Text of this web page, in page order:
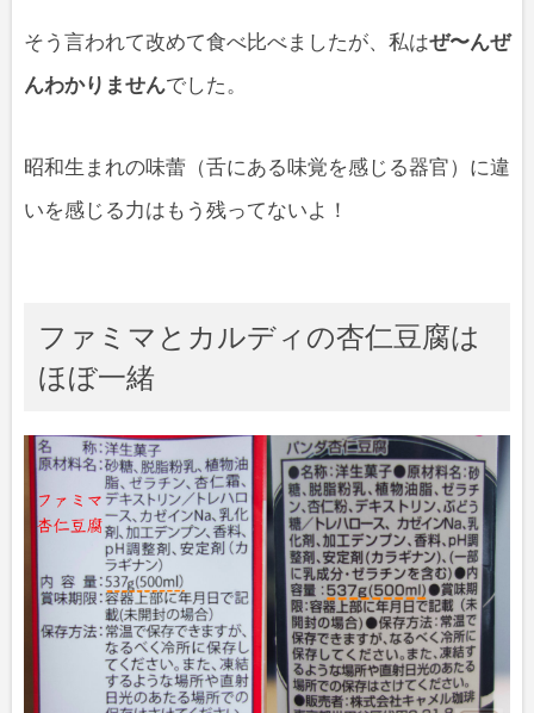
そう言われて改めて食べ比べましたが、私はぜ〜んぜ
んわかりませんでした。
昭和生まれの味蕾（舌にある味覚を感じる器官）に違
いを感じる力はもう残ってないよ！
ファミマとカルディの杏仁豆腐は
ほぼ一緒